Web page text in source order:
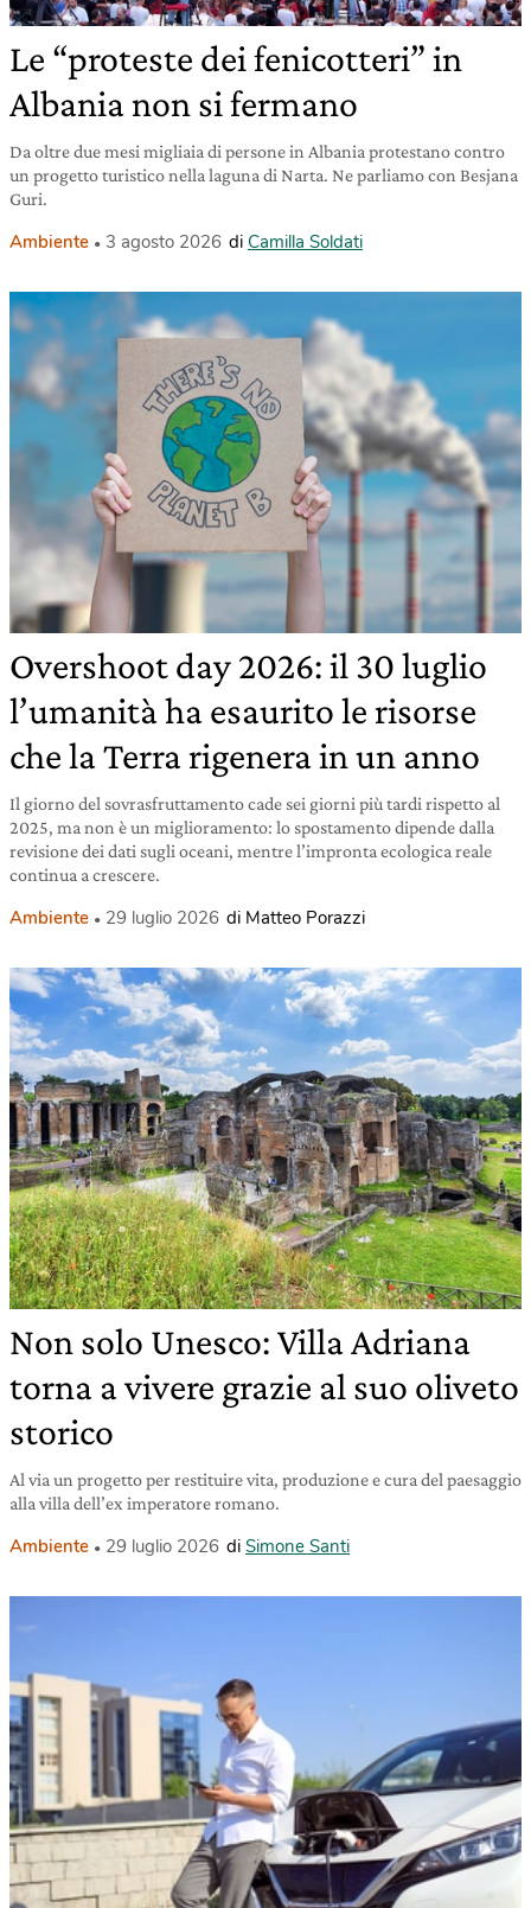
Le “proteste dei fenicotteri” in
Albania non si fermano
Da oltre due mesi migliaia di persone in Albania protestano contro
un progetto turistico nella laguna di Narta. Ne parliamo con Besjana
Guri.
Ambiente 3 agosto 2026 di Camilla Soldati
Overshoot day 2026: il 30 luglio
l’umanità ha esaurito le risorse
che la Terra rigenera in un anno
Il giorno del sovrasfruttamento cade sei giorni più tardi rispetto al
2025, ma non è un miglioramento: lo spostamento dipende dalla
revisione dei dati sugli oceani, mentre l’impronta ecologica reale
continua a crescere.
Ambiente 29 luglio 2026 di Matteo Porazzi
Non solo Unesco: Villa Adriana
torna a vivere grazie al suo oliveto
storico
Al via un progetto per restituire vita, produzione e cura del paesaggio
alla villa dell’ex imperatore romano.
Ambiente 29 luglio 2026 di Simone Santi